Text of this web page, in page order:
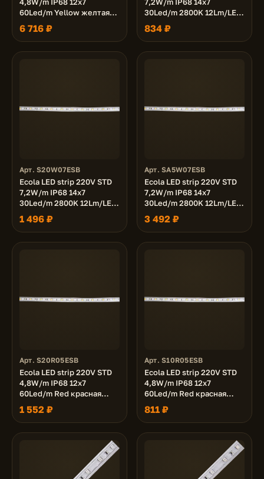
60Led/m Yellow желтая
лента 100м.
6 716 ₽
30Led/m 2800K 12Lm/LED
360Lm/m лента 10м.
834 ₽
Арт. S20W07ESB
Ecola LED strip 220V STD
7,2W/m IP68 14x7
30Led/m 2800K 12Lm/LED
360Lm/m лента 20м.
1 496 ₽
Арт. SA5W07ESB
Ecola LED strip 220V STD
7,2W/m IP68 14x7
30Led/m 2800K 12Lm/LED
360Lm/m лента 50м.
3 492 ₽
Арт. S20R05ESB
Ecola LED strip 220V STD
4,8W/m IP68 12x7
60Led/m Red красная
лента 20м.
1 552 ₽
Арт. S10R05ESB
Ecola LED strip 220V STD
4,8W/m IP68 12x7
60Led/m Red красная
лента 10м.
811 ₽